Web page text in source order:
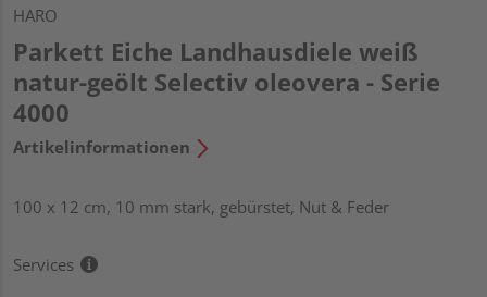
HARO
Parkett Eiche Landhausdiele weiß
natur-geölt Selectiv oleovera - Serie
4000
Artikelinformationen
100 x 12 cm, 10 mm stark, gebürstet, Nut & Feder
Services